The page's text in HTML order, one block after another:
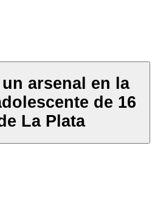
arsenal en la
de 16
La Plata